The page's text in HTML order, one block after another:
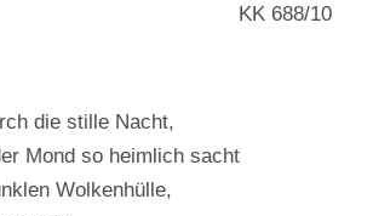
KK 688/10
die stille Nacht,
Mond so heimlich sacht
Wolkenhülle,